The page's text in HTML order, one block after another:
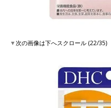
▼次の画像は下へスクロール (22/35)